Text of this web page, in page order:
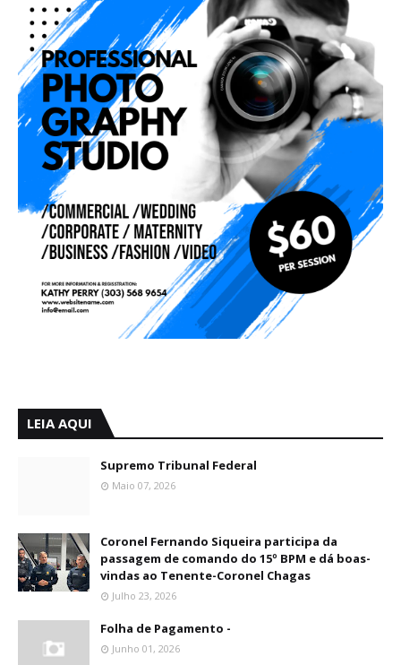
LEIA AQUI
Supremo Tribunal Federal
Maio 07, 2026
Coronel Fernando Siqueira participa da
passagem de comando do 15º BPM e dá boas-
vindas ao Tenente-Coronel Chagas
Julho 23, 2026
Folha de Pagamento -
Junho 01, 2026